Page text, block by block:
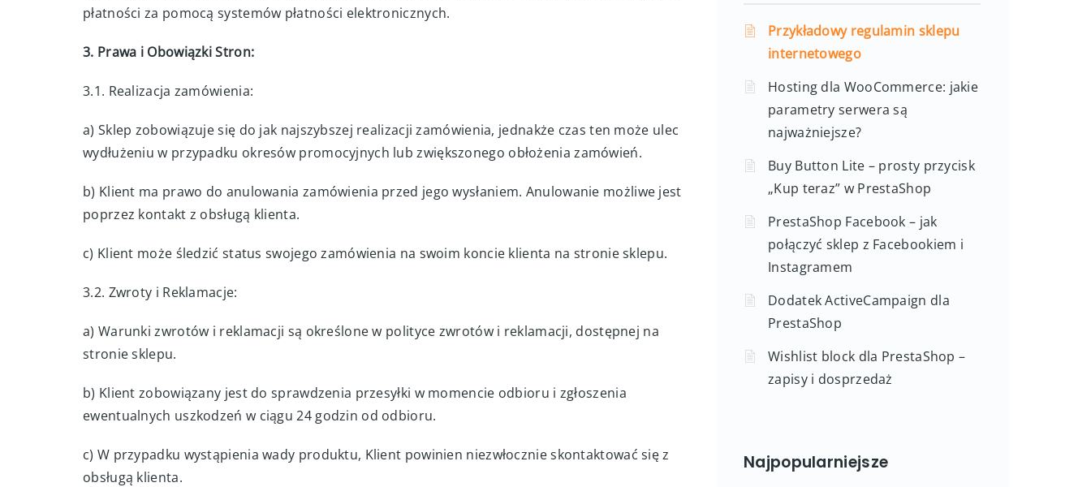
płatności za pomocą systemów płatności elektronicznych.
3. Prawa i Obowiązki Stron:
3.1. Realizacja zamówienia:
a) Sklep zobowiązuje się do jak najszybszej realizacji zamówienia, jednakże czas ten może ulec
wydłużeniu w przypadku okresów promocyjnych lub zwiększonego obłożenia zamówień.
b) Klient ma prawo do anulowania zamówienia przed jego wysłaniem. Anulowanie możliwe jest
poprzez kontakt z obsługą klienta.
c) Klient może śledzić status swojego zamówienia na swoim koncie klienta na stronie sklepu.
3.2. Zwroty i Reklamacje:
a) Warunki zwrotów i reklamacji są określone w polityce zwrotów i reklamacji, dostępnej na
stronie sklepu.
b) Klient zobowiązany jest do sprawdzenia przesyłki w momencie odbioru i zgłoszenia
ewentualnych uszkodzeń w ciągu 24 godzin od odbioru.
c) W przypadku wystąpienia wady produktu, Klient powinien niezwłocznie skontaktować się z
obsługą klienta.
Przykładowy regulamin sklepu
internetowego
Hosting dla WooCommerce: jakie
parametry serwera są
najważniejsze?
Buy Button Lite – prosty przycisk
„Kup teraz” w PrestaShop
PrestaShop Facebook – jak
połączyć sklep z Facebookiem i
Instagramem
Dodatek ActiveCampaign dla
PrestaShop
Wishlist block dla PrestaShop –
zapisy i dosprzedaż
Najpopularniejsze